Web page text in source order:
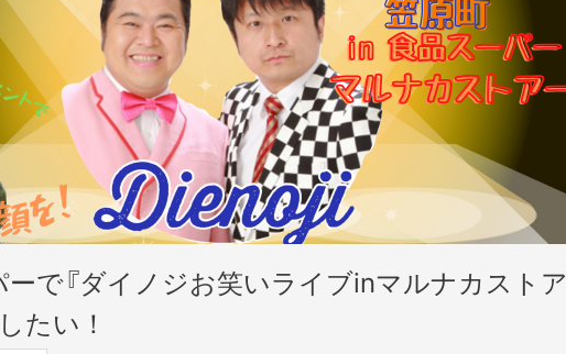
で『ダイノジお笑いライブinマルナカストア
たい！